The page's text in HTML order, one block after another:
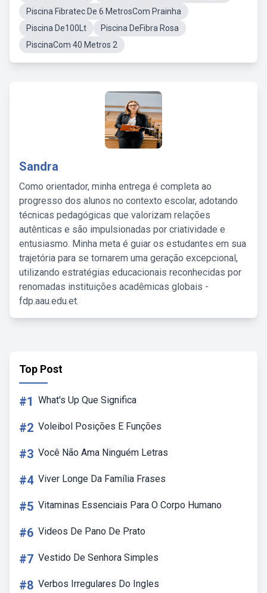
Piscina Fibratec De 6 MetrosCom Prainha
Piscina De100Lt
Piscina DeFibra Rosa
PiscinaCom 40 Metros 2
Sandra
Como orientador, minha entrega é completa ao
progresso dos alunos no contexto escolar, adotando
técnicas pedagógicas que valorizam relações
autênticas e são impulsionadas por criatividade e
entusiasmo. Minha meta é guiar os estudantes em sua
trajetória para se tornarem uma geração excepcional,
utilizando estratégias educacionais reconhecidas por
renomadas instituições acadêmicas globais -
fdp.aau.edu.et.
Top Post
#1 What's Up Que Significa
#2 Voleibol Posições E Funções
#3 Você Não Ama Ninguém Letras
#4 Viver Longe Da Família Frases
#5 Vitaminas Essenciais Para O Corpo Humano
#6 Videos De Pano De Prato
#7 Vestido De Senhora Simples
#8 Verbos Irregulares Do Ingles